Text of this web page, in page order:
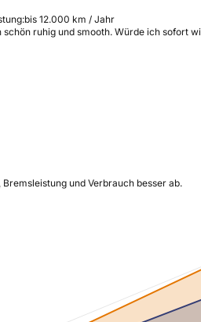
bis 12.000 km / Jahr
ruhig und smooth. Würde ich sofort
und Verbrauch besser ab.